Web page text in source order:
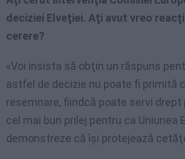
deciziei Elveţiei. Aţi avut vreo
cerere?
«Voi insista să obţin un răspuns
astfel de decizie nu poate fi primită
resemnare, fiindcă poate servi drept
cel mai bun prilej pentru ca Uniunea
demonstreze că îşi protejează